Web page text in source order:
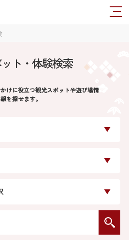
ト・体験検索
けに役立つ観光スポットや遊び場情
報を探せます。